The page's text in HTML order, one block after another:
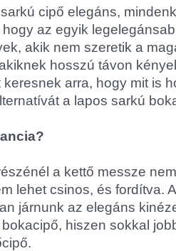
cipő elegáns,
az egyik
akik nem szeretik a
hosszú távon
arra, hogy mit is
a lapos sarkú
a kettő messze
lehet csinos, és fordítva.
járnunk az elegáns
hiszen sokkal